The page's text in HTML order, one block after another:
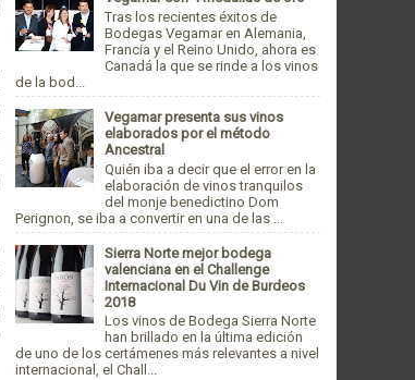
Tras los recientes éxitos de
Bodegas Vegamar en Alemania,
Francia y el Reino Unido, ahora es
Canadá la que se rinde a los vinos
de la bod...
Vegamar presenta sus vinos
elaborados por el método
Ancestral
Quién iba a decir que el error en la
elaboración de vinos tranquilos
del monje benedictino Dom
Perignon, se iba a convertir en una de las ...
Sierra Norte mejor bodega
valenciana en el Challenge
Internacional Du Vin de Burdeos
2018
Los vinos de Bodega Sierra Norte
han brillado en la última edición
de uno de los certámenes más relevantes a nivel
internacional, el Chall...